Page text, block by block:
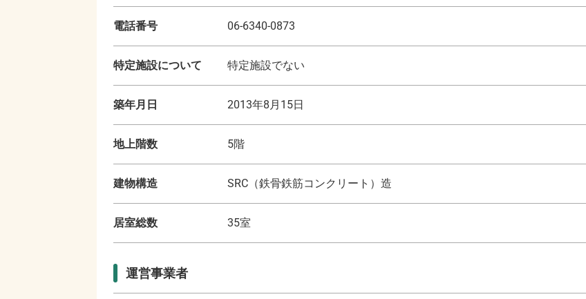
電話番号 06-6340-0873
特定施設について 特定施設でない
築年月日 2013年8月15日
地上階数 5階
建物構造 SRC（鉄骨鉄筋コンクリート）造
居室総数 35室
運営事業者